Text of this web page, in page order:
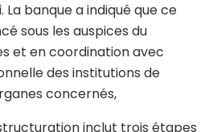
banque a indiqué que ce
sous les auspices du
et en coordination avec
des institutions de
concernés,
inclut trois étapes